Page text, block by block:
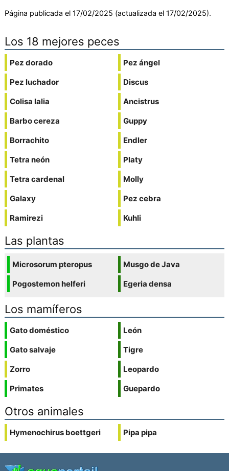
Página publicada el 17/02/2025 (actualizada el 17/02/2025).
Los 18 mejores peces
Pez dorado
Pez luchador
Colisa lalia
Barbo cereza
Borrachito
Tetra neón
Tetra cardenal
Galaxy
Ramirezi
Pez ángel
Discus
Ancistrus
Guppy
Endler
Platy
Molly
Pez cebra
Kuhli
Las plantas
Microsorum pteropus
Pogostemon helferi
Musgo de Java
Egeria densa
Los mamíferos
Gato doméstico
Gato salvaje
Zorro
Primates
León
Tigre
Leopardo
Guepardo
Otros animales
Hymenochirus boettgeri Pipa pipa